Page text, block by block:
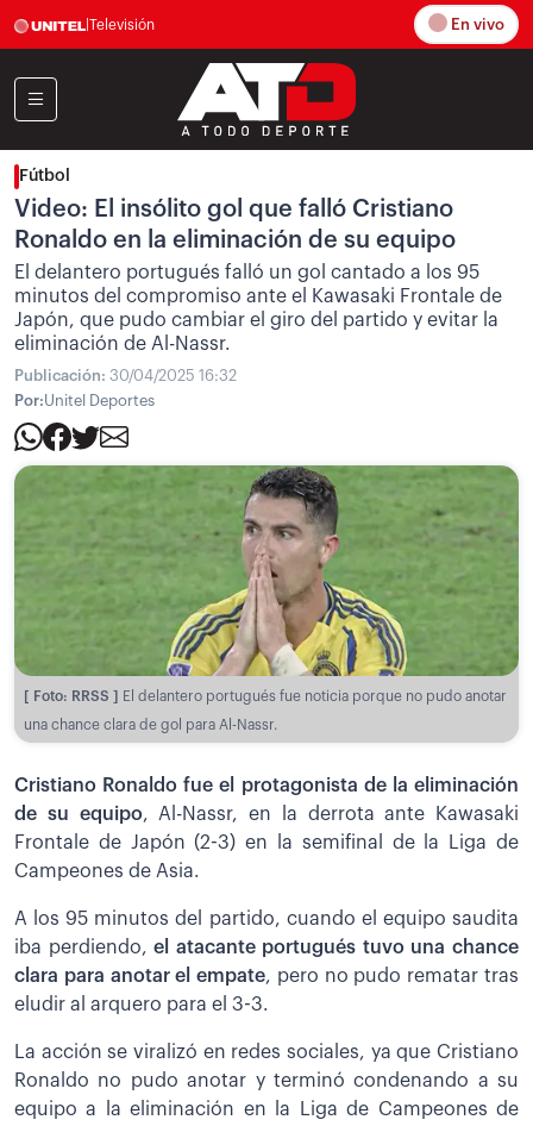
Televisión En vivo
Fútbol
Video: El insólito gol que falló Cristiano
Ronaldo en la eliminación de su equipo
El delantero portugués falló un gol cantado a los 95
minutos del compromiso ante el Kawasaki Frontale de
Japón, que pudo cambiar el giro del partido y evitar la
eliminación de Al-Nassr.
Publicación: 30/04/2025 16:32
Por:Unitel Deportes
[ Foto: RRSS ]
El delantero portugués fue noticia porque no pudo anotar
una chance clara de gol para Al-Nassr.
Cristiano Ronaldo fue el protagonista de la eliminación
de su equipo, Al-Nassr, en la derrota ante Kawasaki
Frontale de Japón (2-3) en la semifinal de la Liga de
Campeones de Asia.
A los 95 minutos del partido, cuando el equipo saudita
iba perdiendo,el atacante portugués tuvo una chance
clara para anotar el empate, pero no pudo rematar tras
eludir al arquero para el 3-3.
La acción se viralizó en redes sociales, ya que Cristiano
Ronaldo no pudo anotar y terminó condenando a su
equipo a la eliminación en la Liga de Campeones de